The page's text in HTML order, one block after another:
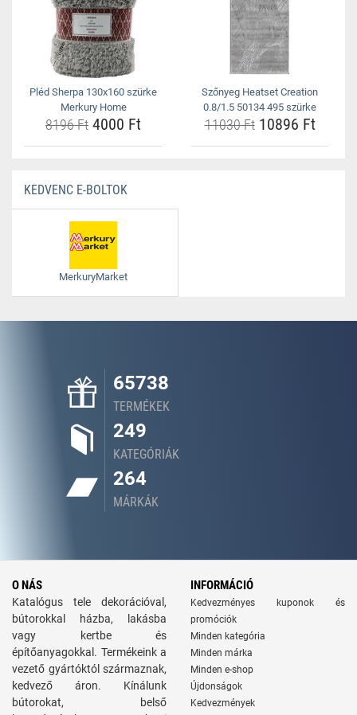
Pléd Sherpa 130x160 szürke
Merkury Home
8196 Ft 4000 Ft
Szőnyeg Heatset Creation
0.8/1.5 50134 495 szürke
11030 Ft10896 Ft
KEDVENC E-BOLTOK
MerkuryMarket
65738
TERMÉKEK
249
KATEGÓRIÁK
264
MÁRKÁK
O NÁS
Katalógus tele dekorációval,
bútorokkal házba, lakásba
vagy kertbe és
építőanyagokkal. Termékeink a
vezető gyártóktól származnak,
kedvező áron. Kínálunk
bútorokat, belső
INFORMÁCIÓ
Kedvezményes kuponok és
promóciók
Minden kategória
Minden márka
Minden e-shop
Újdonságok
Kedvezmények